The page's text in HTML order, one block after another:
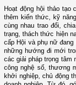
Hoạt động hội thảo tạo
thêm kiến thức, kỹ
cùng nhau trao đổi,
trạng, thách thức hiện
cấp Hội và phụ nữ
những hướng đi mới
các giải pháp trọng tâm
công nghệ số, thương
khởi nghiệp, chủ động